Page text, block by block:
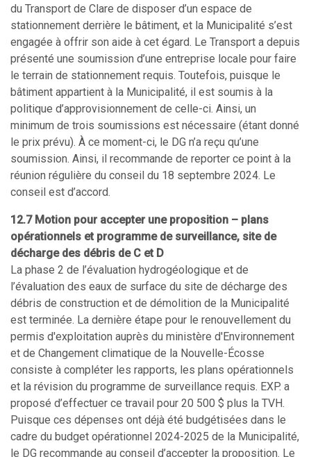
du Transport de Clare de disposer d’un espace de
stationnement derrière le bâtiment, et la Municipalité s’est
engagée à offrir son aide à cet égard. Le Transport a depuis
présenté une soumission d’une entreprise locale pour faire
le terrain de stationnement requis. Toutefois, puisque le
bâtiment appartient à la Municipalité, il est soumis à la
politique d’approvisionnement de celle-ci. Ainsi, un
minimum de trois soumissions est nécessaire (étant donné
le prix prévu). À ce moment-ci, le DG n’a reçu qu’une
soumission. Ainsi, il recommande de reporter ce point à la
réunion régulière du conseil du 18 septembre 2024. Le
conseil est d’accord.
12.7 Motion pour accepter une proposition – plans
opérationnels et programme de surveillance, site de
décharge des débris de C et D
La phase 2 de l’évaluation hydrogéologique et de
l’évaluation des eaux de surface du site de décharge des
débris de construction et de démolition de la Municipalité
est terminée. La dernière étape pour le renouvellement du
permis d'exploitation auprès du ministère d'Environnement
et de Changement climatique de la Nouvelle-Écosse
consiste à compléter les rapports, les plans opérationnels
et la révision du programme de surveillance requis. EXP. a
proposé d’effectuer ce travail pour 20 500 $ plus la TVH.
Puisque ces dépenses ont déjà été budgétisées dans le
cadre du budget opérationnel 2024-2025 de la Municipalité,
le DG recommande au conseil d’accepter la proposition. Le